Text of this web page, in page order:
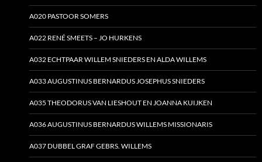
A020 PASTOOR SOMERS
A022 RENÉ SMEETS – JO HURKENS
A032 ECHTPAAR WILLEM SNIEDERS EN ALDA WILLEMS
A033 AUGUSTINUS BERNARDUS JOSEPHUS SNIEDERS
A035 THEODORUS VAN LIESHOUT EN JOANNA KUIJKEN
A036 AUGUSTINUS BERNARDUS WILLEMS MISSIONARIS
A037 DUBBEL GRAF GEBRS. WILLEMS